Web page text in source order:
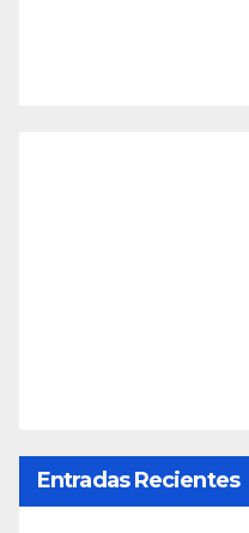
Entradas Recientes